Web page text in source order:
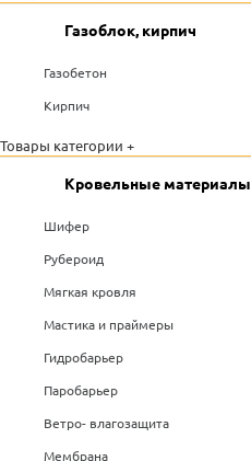
Газоблок, кирпич
Газобетон
Кирпич
Товары категории +
Кровельные материалы
Шифер
Рубероид
Мягкая кровля
Мастика и праймеры
Гидробарьер
Паробарьер
Ветро- влагозащита
Мембрана